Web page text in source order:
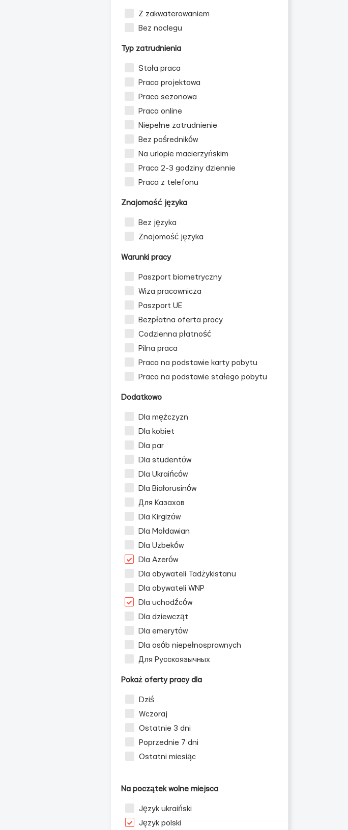
Z zakwaterowaniem
Bez noclegu
Typ zatrudnienia
Stała praca
Praca projektowa
Praca sezonowa
Praca online
Niepełne zatrudnienie
Bez pośredników
Na urlopie macierzyńskim
Praca 2-3 godziny dziennie
Praca z telefonu
Znajomość języka
Bez języka
Znajomość języka
Warunki pracy
Paszport biometryczny
Wiza pracownicza
Paszport UE
Bezpłatna oferta pracy
Codzienna płatność
Pilna praca
Praca na podstawie karty pobytu
Praca na podstawie stałego pobytu
Dodatkowo
Dla mężczyzn
Dla kobiet
Dla par
Dla studentów
Dla Ukraińców
Dla Białorusinów
Для Казахов
Dla Kirgizów
Dla Mołdawian
Dla Uzbeków
Dla Azerów
Dla obywateli Tadżykistanu
Dla obywateli WNP
Dla uchodźców
Dla dziewcząt
Dla emerytów
Dla osób niepełnosprawnych
Для Русскоязычных
Pokaż oferty pracy dla
Dziś
Wczoraj
Ostatnie 3 dni
Poprzednie 7 dni
Ostatni miesiąc
Na początek wolne miejsca
Język ukraiński
Język polski